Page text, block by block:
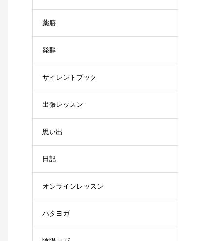
薬膳
発酵
サイレントブック
出張レッスン
思い出
日記
オンラインレッスン
ハタヨガ